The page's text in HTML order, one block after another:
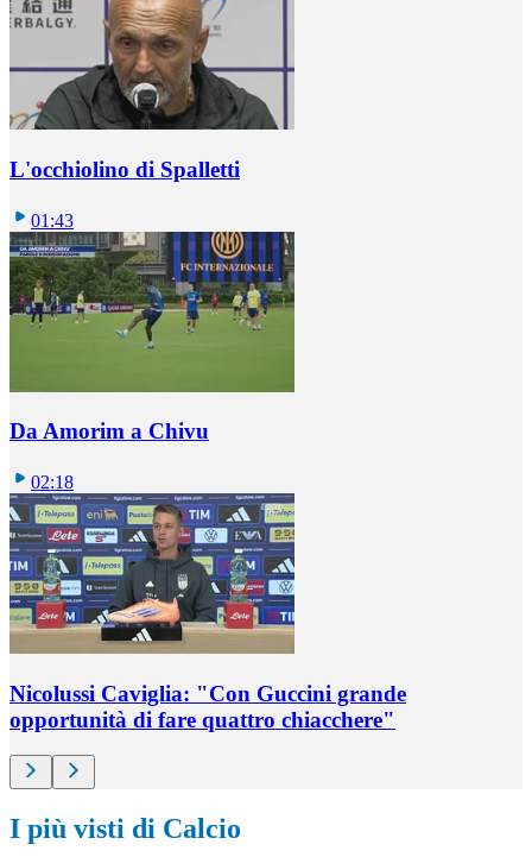
L'occhiolino di Spalletti
01:43
Da Amorim a Chivu
02:18
Nicolussi Caviglia: "Con Guccini grande
opportunità di fare quattro chiacchere"
I più visti di Calcio